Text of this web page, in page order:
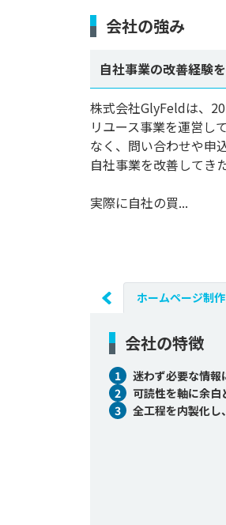
会社の強み
自社事業の改善経験
株式会社GlyFeldは、
リユース事業を運営し
なく、問い合わせや申
自社事業を改善してき
実際に自社の買...
ホームページ制作
会社の特徴
1
迷わず必要な情
2
可読性を軸に余
3
全工程を内製化し